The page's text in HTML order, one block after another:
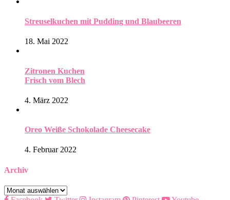
Streuselkuchen mit Pudding und Blaubeeren
18. Mai 2022
Zitronen Kuchen
Frisch vom Blech
4. März 2022
Oreo Weiße Schokolade Cheesecake
4. Februar 2022
Archiv
Archiv